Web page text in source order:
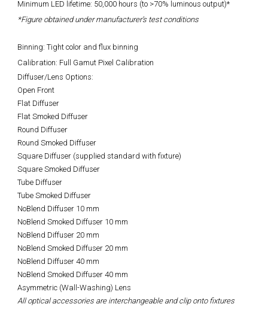
Minimum LED lifetime: 50,000 hours (to >70% luminous output)*
*Figure obtained under manufacturer’s test conditions
Binning: Tight color and flux binning
Calibration: Full Gamut Pixel Calibration
Diffuser/Lens Options:
Open Front
Flat Diffuser
Flat Smoked Diffuser
Round Diffuser
Round Smoked Diffuser
Square Diffuser (supplied standard with fixture)
Square Smoked Diffuser
Tube Diffuser
Tube Smoked Diffuser
NoBlend Diffuser 10 mm
NoBlend Smoked Diffuser 10 mm
NoBlend Diffuser 20 mm
NoBlend Smoked Diffuser 20 mm
NoBlend Diffuser 40 mm
NoBlend Smoked Diffuser 40 mm
Asymmetric (Wall-Washing) Lens
All optical accessories are interchangeable and clip onto fixtures